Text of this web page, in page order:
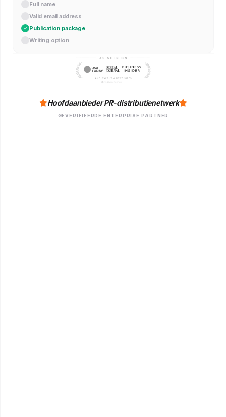
Full name
Valid email address
Publication package
Writing option
Hoofdaanbieder PR-distributienetwerk
GEVERIFIEERDE ENTERPRISE PARTNER